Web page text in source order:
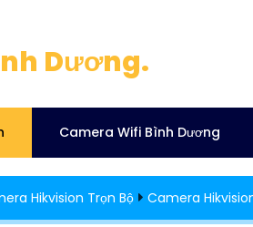
Dương.
Camera Wifi Bình Dương
Hikvision Trọn Bộ Camera